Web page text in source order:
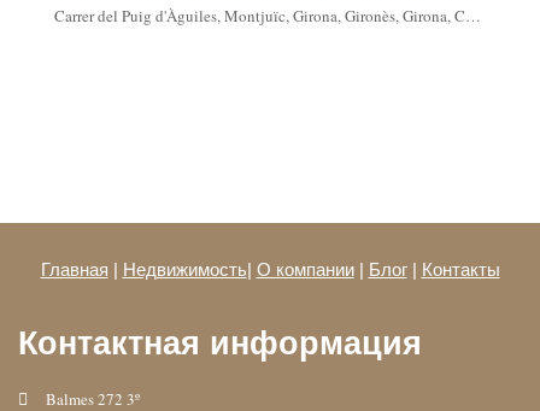
Carrer del Puig d'Àguiles, Montjuïc, Girona, Gironès, Girona, Catalonia, 17007, Spain
Главная | Недвижимость| О компании| Блог| Контакты
Контактная информация
Balmes 272 3º